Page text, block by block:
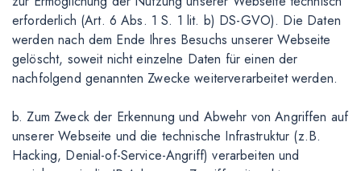
erforderlich (Art. 6 Abs. 1 S. 1 lit. b) DS-GVO). Die Daten
werden nach dem Ende Ihres Besuchs unserer Webseite
gelöscht, soweit nicht einzelne Daten für einen der
nachfolgend genannten Zwecke weiterverarbeitet werden.
b. Zum Zweck der Erkennung und Abwehr von Angriffen auf
unserer Webseite und die technische Infrastruktur (z.B.
Hacking, Denial-of-Service-Angriff) verarbeiten und